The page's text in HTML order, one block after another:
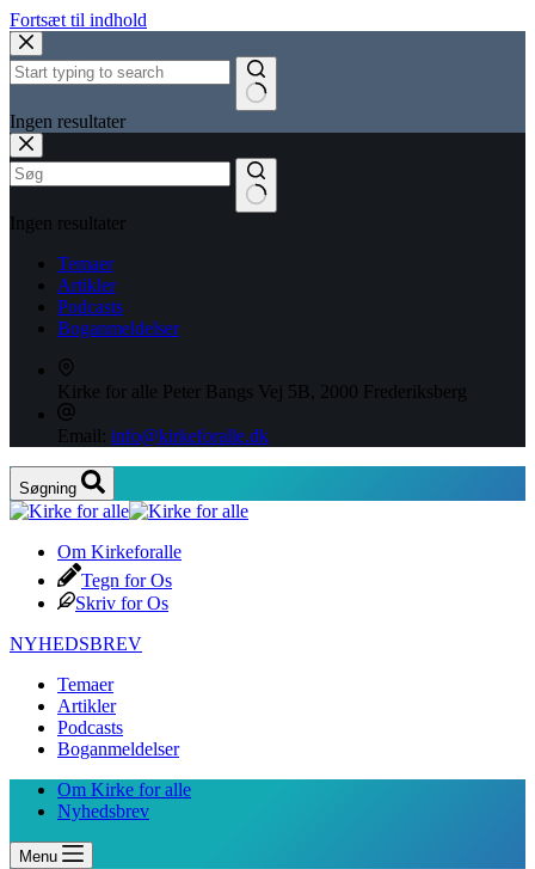
Fortsæt til indhold
Ingen resultater
Ingen resultater
Temaer
Artikler
Podcasts
Boganmeldelser
Kirke for alle Peter Bangs Vej 5B, 2000 Frederiksberg
Email: info@kirkeforalle.dk
Søgning
Om Kirkeforalle
Tegn for Os
Skriv for Os
NYHEDSBREV
Temaer
Artikler
Podcasts
Boganmeldelser
Om Kirke for alle
Nyhedsbrev
Menu